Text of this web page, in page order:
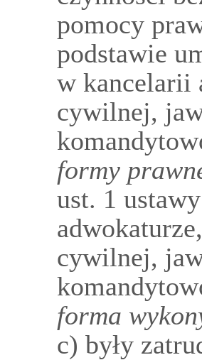
pomocy
podstawie
w kancelarii
cywilnej,
formy
ust. 1
cywilnej,
forma
c) były